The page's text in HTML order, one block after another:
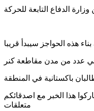
متعلقات